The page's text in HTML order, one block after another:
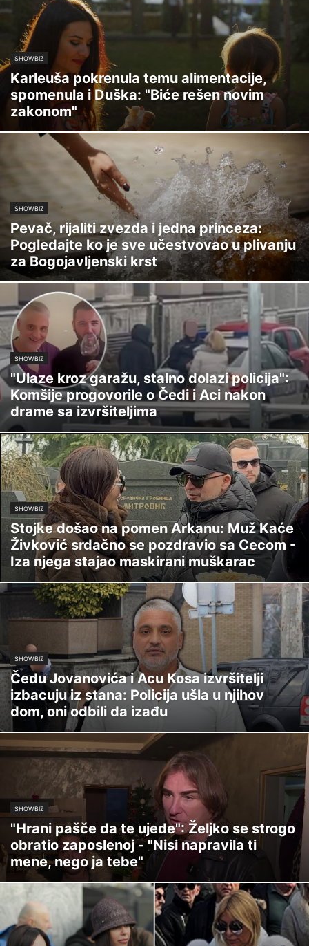
SHOWBIZ
Karleuša pokrenula temu alimentacije,
spomenula i Duška: "Biće rešen novim
zakonom"
SHOWBIZ
Pevač, rijaliti zvezda i jedna princeza:
Pogledajte ko je sve učestvovao u plivanju
za Bogojavljenski krst
SHOWBIZ
"Ulaze kroz garažu, stalno dolazi policija":
Komšije progovorile o Čedi i Aci nakon
drame sa izvršiteljima
SHOWBIZ
Stojke došao na pomen Arkanu: Muž Kaće
Živković srdačno se pozdravio sa Cecom -
Iza njega stajao maskirani muškarac
SHOWBIZ
Čedu Jovanovića i Acu Kosa izvršitelji
izbacuju iz stana: Policija ušla u njihov
dom, oni odbili da izađu
SHOWBIZ
"Hrani pašče da te ujede": Željko se strogo
obratio zaposlenoj - "Nisi napravila ti
mene, nego ja tebe"